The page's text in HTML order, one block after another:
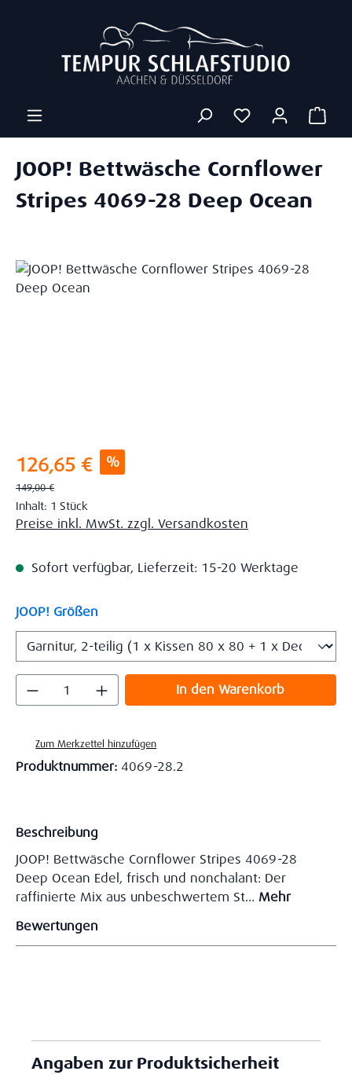
JOOP! Bettwäsche Cornflower
Stripes 4069-28 Deep Ocean
Bildergalerie überspringen
Verkaufspreis:
126,65 € %
Regulärer Preis:
149,00 €
Inhalt: 1 Stück
Preise inkl. MwSt. zzgl. Versandkosten
Sofort verfügbar, Lieferzeit: 15-20 Werktage
JOOP! Größen
Produkt Anzahl: Gib den gewünschten
In den Warenkorb
Zum Merkzettel hinzufügen
Produktnummer: 4069-28.2
Beschreibung
JOOP! Bettwäsche Cornflower Stripes 4069-28
Deep Ocean Edel, frisch und nonchalant: Der
raffinierte Mix aus unbeschwertem St… Mehr
Bewertungen
Angaben zur Produktsicherheit